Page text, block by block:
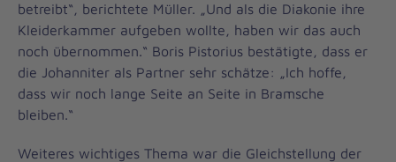
betreibt“, berichtete Müller. „Und als die Diakonie ihre
Kleiderkammer aufgeben wollte, haben wir das auch
noch übernommen.“ Boris Pistorius bestätigte, dass er
die Johanniter als Partner sehr schätze: „Ich hoffe,
dass wir noch lange Seite an Seite in Bramsche
bleiben.“
Weiteres wichtiges Thema war die Gleichstellung der